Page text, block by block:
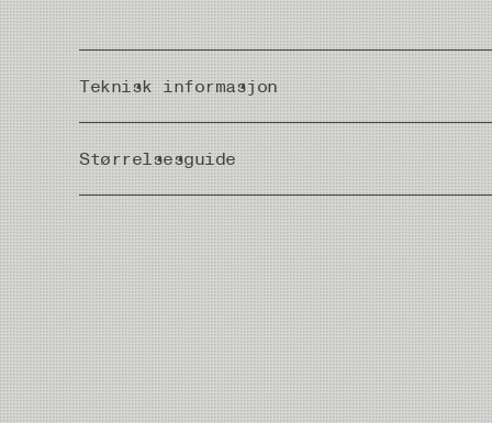
Teknisk informasjon
Country of Origin
Størrelsesguide
Meter/Cm|Fot/Tum
0,35mm
0,40mm